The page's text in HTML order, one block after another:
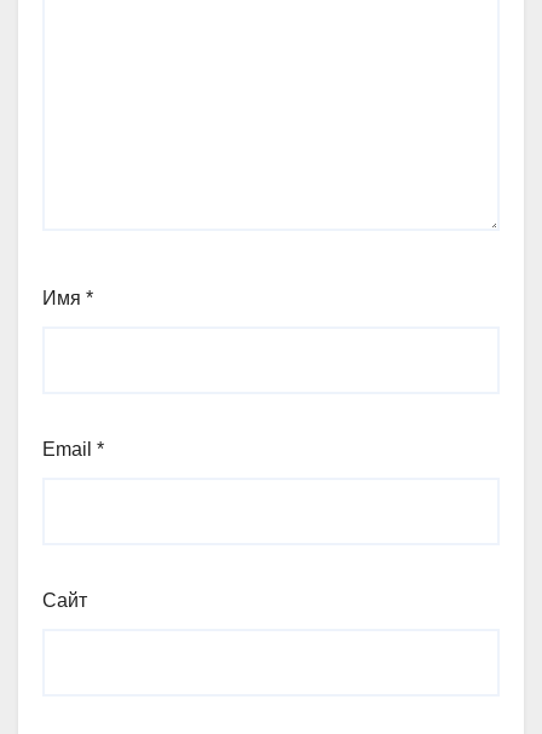
Имя *
Email *
Сайт